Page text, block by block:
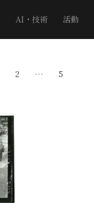
AI・技術 活動
2 … 5